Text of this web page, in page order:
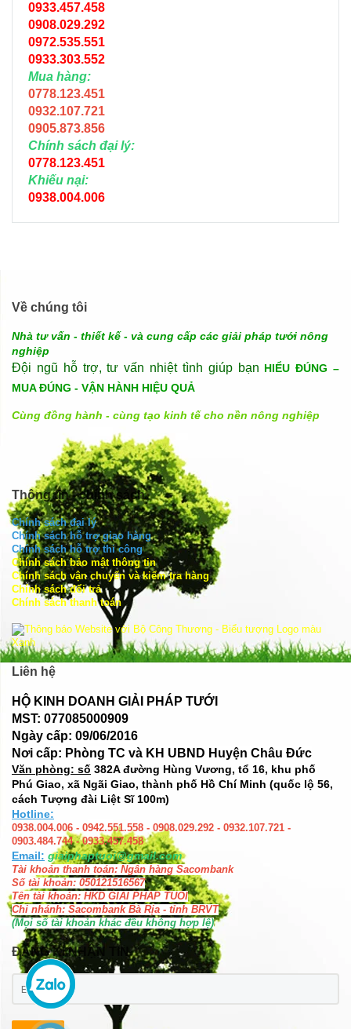
0933.457.458
0908.029.292
0972.535.551
0933.303.552
Mua hàng:
0778.123.451
0932.107.721
0905.873.856
Chính sách đại lý:
0778.123.451
Khiếu nại:
0938.004.006
Về chúng tôi
Nhà tư vấn - thiết kế - và cung cấp các giải pháp tưới nông
nghiệp
Đội ngũ hỗ trợ, tư vấn nhiệt tình giúp bạn HIỂU ĐÚNG –
MUA ĐÚNG - VẬN HÀNH HIỆU QUẢ
Cùng đồng hành - cùng tạo kinh tế cho nền nông nghiệp
Thông tin - chính sách
Chính sách đại lý
Chính sách hỗ trợ giao hàng
Chính sách hỗ trợ thi công
Chính sách bảo mật thông tin
Chính sách vận chuyển và kiểm tra hàng
Chính sách đổi trả
Chính sách thanh toán
Liên hệ
HỘ KINH DOANH GIẢI PHÁP TƯỚI
MST: 077085000909
Ngày cấp: 09/06/2016
Nơi cấp: Phòng TC và KH UBND Huyện Châu Đức
Văn phòng: số 382A đường Hùng Vương, tổ 16, khu phố
Phú Giao, xã Ngãi Giao, thành phố Hồ Chí Minh (quốc lộ 56,
cách Tượng đài Liệt Sĩ 100m)
Hotline:
0938.004.006 - 0942.551.558 - 0908.029.292 - 0932.107.721 -
0903.484.744 - 0933.457.458
Email: giaiphaptuoi@gmail.com
Tài khoản thanh toán: Ngân hàng Sacombank
Số tài khoản: 050121516567
Tên tài khoản: HKD GIAI PHAP TUOI
Chi nhánh: Sacombank Bà Rịa - tỉnh BRVT
(Mọi số tài khoản khác đều không hợp lệ)
ĐĂNG KÍ NHẬN TIN